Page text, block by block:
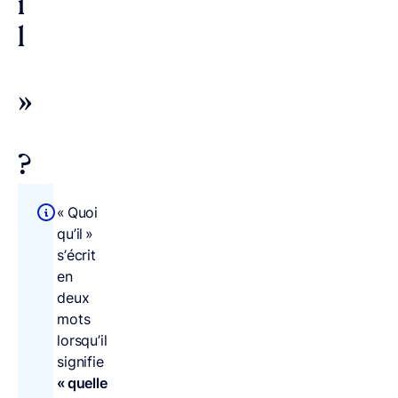
i
l
»
?
« Quoi
qu’il »
s’écrit
en
deux
mots
lorsqu’il
signifie
« quelle